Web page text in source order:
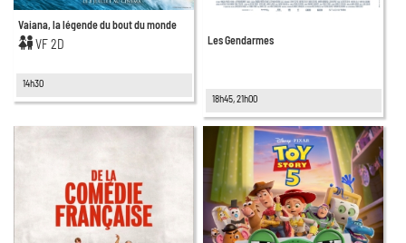
Vaiana, la légende du bout du monde
VF 2D
14h30
Les Gendarmes
18h45, 21h00